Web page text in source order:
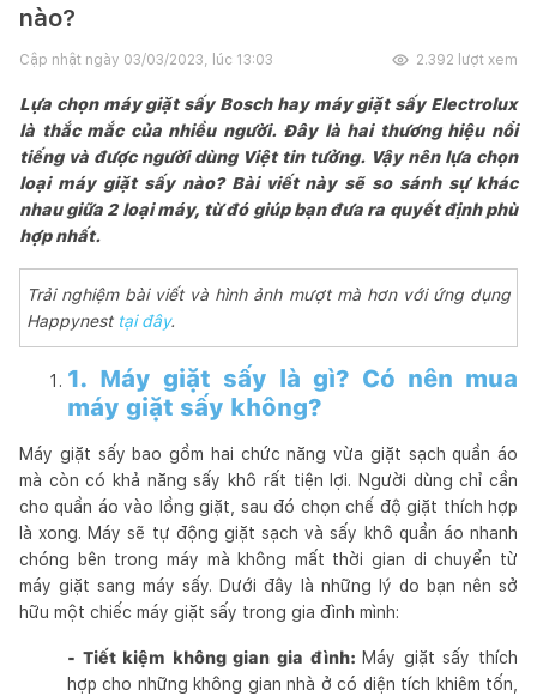
nào?
Cập nhật ngày 03/03/2023, lúc 13:03 2.392 lượt xem
Lựa chọn máy giặt sấy Bosch hay máy giặt sấy Electrolux
là thắc mắc của nhiều người. Đây là hai thương hiệu nổi
tiếng và được người dùng Việt tin tưởng. Vậy nên lựa chọn
loại máy giặt sấy nào? Bài viết này sẽ so sánh sự khác
nhau giữa 2 loại máy, từ đó giúp bạn đưa ra quyết định phù
hợp nhất.
Trải nghiệm bài viết và hình ảnh mượt mà hơn với ứng dụng
Happynest tại đây.
1. Máy giặt sấy là gì? Có nên mua
máy giặt sấy không?
Máy giặt sấy bao gồm hai chức năng vừa giặt sạch quần áo
mà còn có khả năng sấy khô rất tiện lợi. Người dùng chỉ cần
cho quần áo vào lồng giặt, sau đó chọn chế độ giặt thích hợp
là xong. Máy sẽ tự động giặt sạch và sấy khô quần áo nhanh
chóng bên trong máy mà không mất thời gian di chuyển từ
máy giặt sang máy sấy. Dưới đây là những lý do bạn nên sở
hữu một chiếc máy giặt sấy trong gia đình mình:
- Tiết kiệm không gian gia đình: Máy giặt sấy thích
hợp cho những không gian nhà ở có diện tích khiêm tốn,